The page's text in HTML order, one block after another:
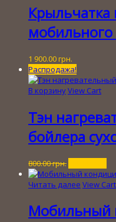
Крыльчатка
1 900.00 грн.
Распродажа!
В корзинуView Cart
Тэн
бойлера
800.00грн.
цена
составляла
Читать далее View Cart
Мобильный